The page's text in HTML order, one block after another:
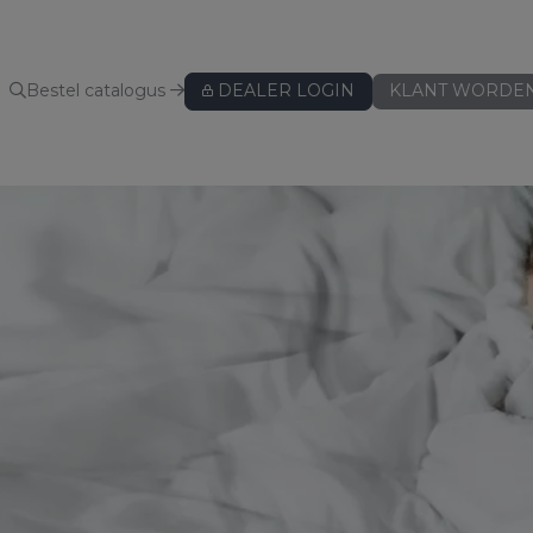
Bestel catalogus DEALER LOGIN KLANT
Hoeslakens - speciaal voor topper